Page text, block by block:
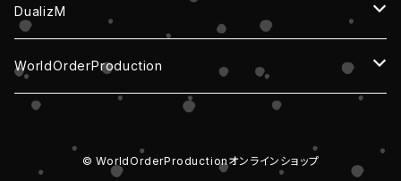
チェキ・写真
せんはぴ
チェキ/写真
グッズ
DualizM
グッズ
WorldOrderProduction
© WorldOrderProductionオンラインショップ